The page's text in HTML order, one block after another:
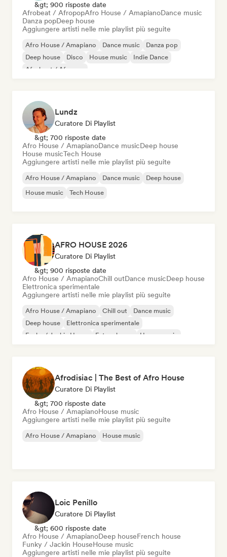
&gt; 900 risposte date
Afrobeat / AfropopAfro House / AmapianoDance music
Danza popDeep house
Aggiungere artisti nelle mie playlist più seguite
Afro House / Amapiano Dance music
Danza pop
Deep house
Disco House music
Indie Dance
Afrobeat / Afropop
Lundz
Curatore Di Playlist
&gt; 700 risposte date
Afro House / AmapianoDance musicDeep house
House musicTech House
Aggiungere artisti nelle mie playlist più seguite
Afro House / Amapiano Dance music
Deep house
House music
Tech House
AFRO HOUSE 2026
Curatore Di Playlist
&gt; 900 risposte date
Afro House / AmapianoChill outDance musicDeep house
Elettronica sperimentale
Aggiungere artisti nelle mie playlist più seguite
Afro House / Amapiano Chill out
Dance music
Deep house
Elettronica sperimentale
Funky / Jackin House
Future house House music
Afrodisiac | The Best of Afro House
Curatore Di Playlist
&gt; 700 risposte date
Afro House / AmapianoHouse music
Aggiungere artisti nelle mie playlist più seguite
Afro House / Amapiano House music
Loic Penillo
Curatore Di Playlist
&gt; 600 risposte date
Afro House / AmapianoDeep houseFrench house
Funky / Jackin HouseHouse music
Aggiungere artisti nelle mie playlist più seguite